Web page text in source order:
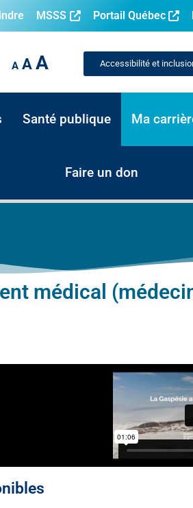
MSSS Portail Québec
A A A Accessibilité et
Santé publique Ma
Faire un don
médical